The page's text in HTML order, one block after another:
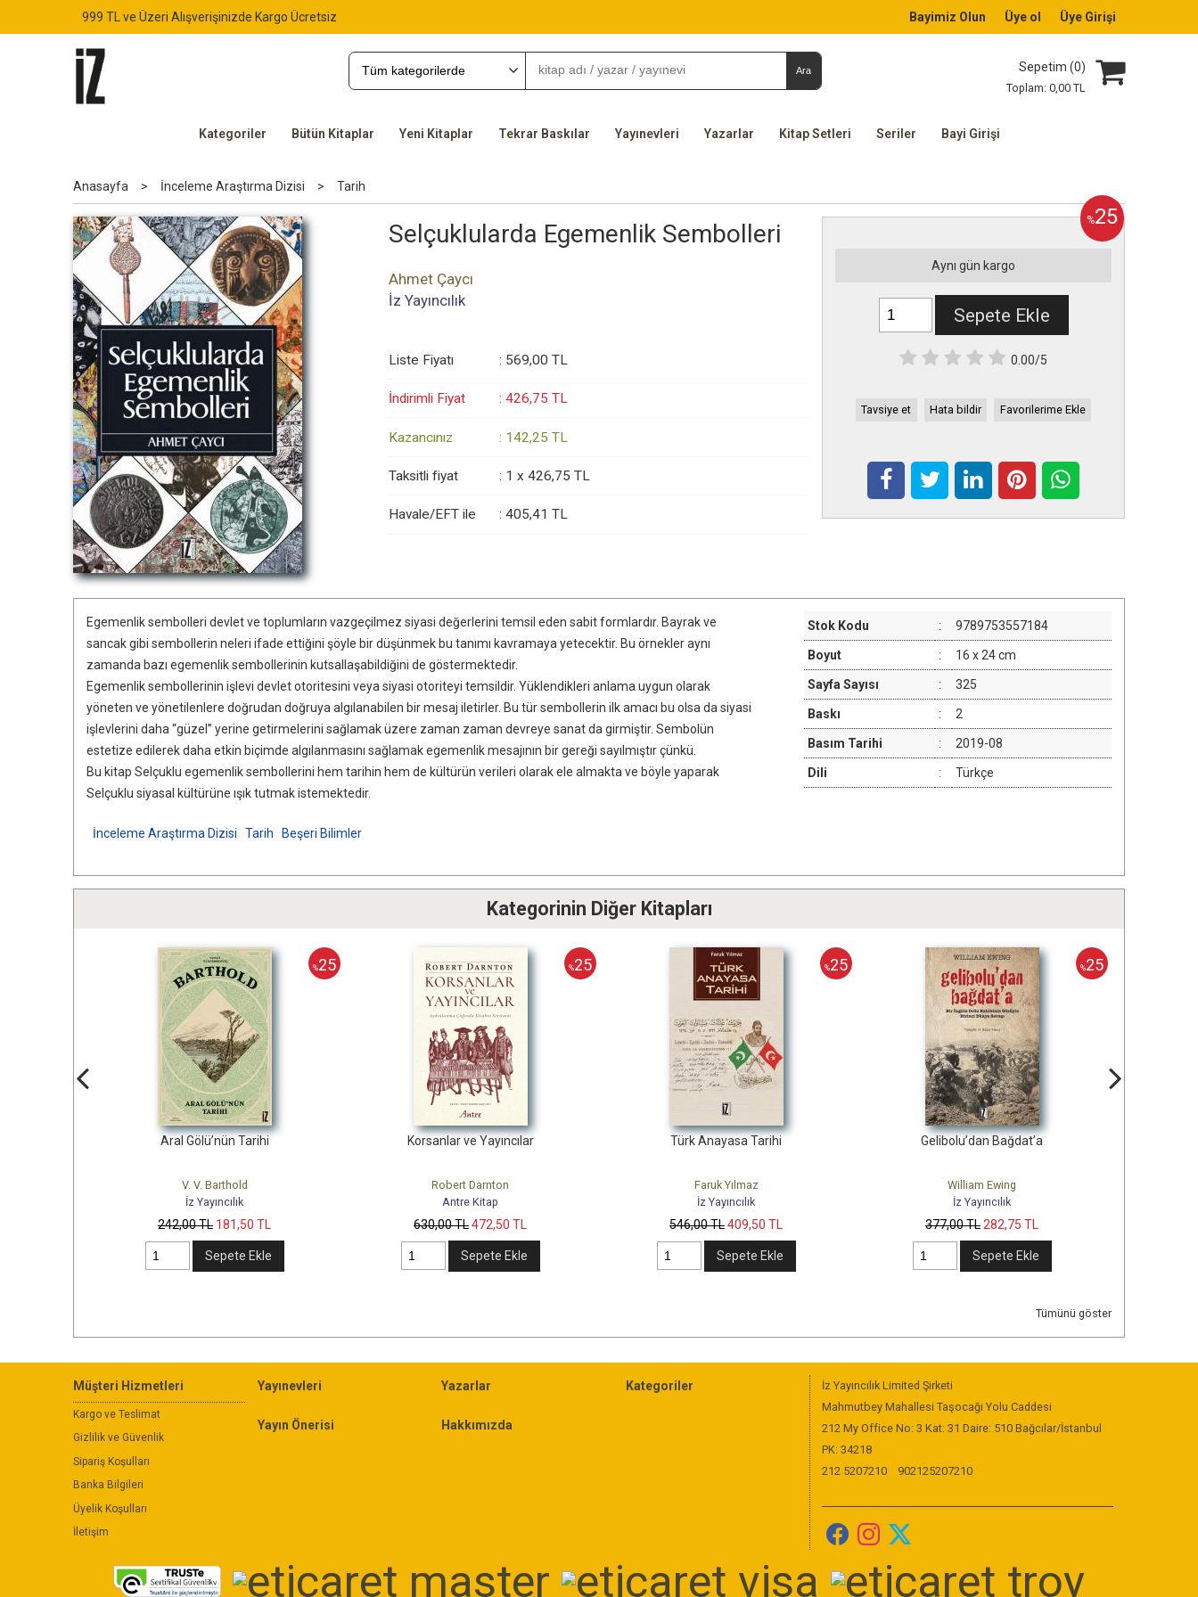
999 TL ve Üzeri Alışverişinizde Kargo Ücretsiz Bayimiz Olun Üye ol Üye Girişi
Ara Sepetim (0)
Toplam:0,00 TL
Kategoriler Bütün Kitaplar Yeni Kitaplar Tekrar Baskılar Yayınevleri Yazarlar Kitap Setleri Seriler Bayi Girişi
Anasayfa > İnceleme Araştırma Dizisi > Tarih
Selçuklularda Egemenlik Sembolleri
Ahmet Çaycı
İz Yayıncılık
Liste Fiyatı : 569,00 TL
İndirimli Fiyat : 426,75 TL
Kazancınız : 142,25 TL
Taksitli fiyat : 1 x 426,75 TL
Havale/EFT ile : 405,41 TL
%25
Aynı gün kargo
Sepete Ekle
0.00/5
Tavsiye et Hata bildir Favorilerime Ekle
Egemenlik sembolleri devlet ve toplumların vazgeçilmez siyasi değerlerini temsil eden sabit formlardır. Bayrak ve
sancak gibi sembollerin neleri ifade ettiğini şöyle bir düşünmek bu tanımı kavramaya yetecektir. Bu örnekler aynı
zamanda bazı egemenlik sembollerinin kutsallaşabildiğini de göstermektedir.
Egemenlik sembollerinin işlevi devlet otoritesini veya siyasi otoriteyi temsildir. Yüklendikleri anlama uygun olarak
yöneten ve yönetilenlere doğrudan doğruya algılanabilen bir mesaj iletirler. Bu tür sembollerin ilk amacı bu olsa da siyasi
işlevlerini daha “güzel” yerine getirmelerini sağlamak üzere zaman zaman devreye sanat da girmiştir. Sembolün
estetize edilerek daha etkin biçimde algılanmasını sağlamak egemenlik mesajının bir gereği sayılmıştır çünkü.
Bu kitap Selçuklu egemenlik sembollerini hem tarihin hem de kültürün verileri olarak ele almakta ve böyle yaparak
Selçuklu siyasal kültürüne ışık tutmak istemektedir.
Stok Kodu : 9789753557184
Boyut : 16 x 24 cm
Sayfa Sayısı : 325
Baskı : 2
Basım Tarihi : 2019-08
Dili : Türkçe
İnceleme Araştırma Dizisi Tarih Beşeri Bilimler
Kategorinin Diğer Kitapları
%25
Aral Gölü’nün Tarihi
181,50TL
Sepete Ekle
%25
Korsanlar ve Yayıncılar
Robert Darnton
472,50TL
Sepete Ekle
Türk Anayasa Tarihi
409,50TL
Sepete Ekle
%25
Gelibolu’dan Bağdat’a
William Ewing
282,75TL
Sepete Ekle
Tümünü göster
Müşteri Hizmetleri
Kargo ve Teslimat
Gizlilik ve Güvenlik
Sipariş Koşulları
Banka Bilgileri
Üyelik Koşulları
İletişim
Yayınevleri Yazarlar Kategoriler
Yayın Önerisi Hakkımızda
İz Yayıncılık Limited Şirketi
Mahmutbey Mahallesi Taşocağı Yolu Caddesi
212 My Office No: 3 Kat: 31 Daire: 510 Bağcılar/İstanbul
PK: 34218
212 5207210
902125207210